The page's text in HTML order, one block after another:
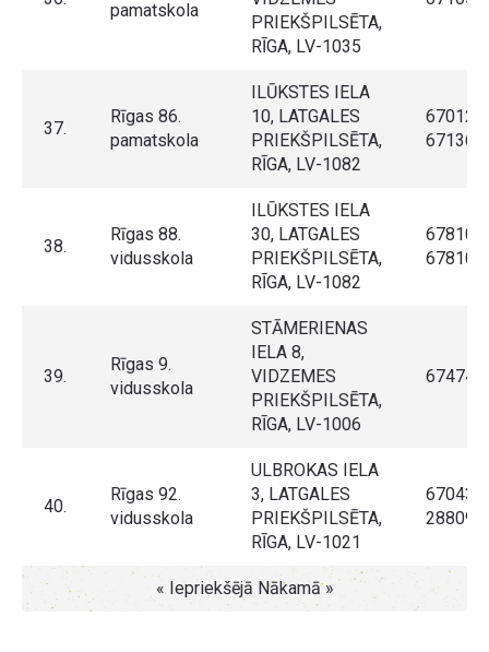
pamatskola
PRIEKŠPILSĒTA,
RĪGA, LV-1035
37.
Rīgas 86.
pamatskola
ILŪKSTES IELA
10, LATGALES
PRIEKŠPILSĒTA,
RĪGA, LV-1082
38.
Rīgas 88.
vidusskola
ILŪKSTES IELA
30, LATGALES
PRIEKŠPILSĒTA,
RĪGA, LV-1082
39.
Rīgas 9.
vidusskola
STĀMERIENAS
IELA 8,
VIDZEMES
PRIEKŠPILSĒTA,
RĪGA, LV-1006
40.
Rīgas 92.
vidusskola
ULBROKAS IELA
3, LATGALES
PRIEKŠPILSĒTA,
RĪGA, LV-1021
« Iepriekšējā Nākamā »